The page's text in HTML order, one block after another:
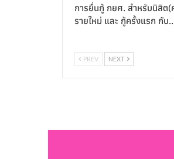
การยื่นกู้ กยศ. สำหรับนิสิต(
รายใหม่ และ กู้ครั้งแรก กับ
PREV NEXT